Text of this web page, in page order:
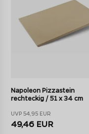
Napoleon
Formen
Bei der Wahl des
einfach auf den
aufgelegt werden
vorgeheizt werden.
Natürlich hat
Napoleon Pizzastein
rechteckig / 51 x 34 cm
UVP 54,95 EUR
49,46 EUR